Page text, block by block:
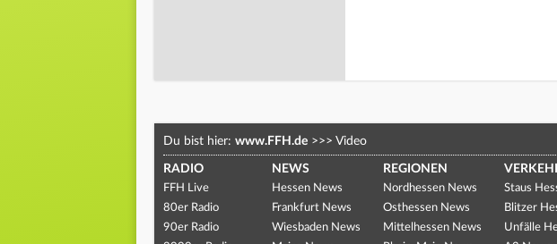
Du bist hier: www.FFH.de >>> Video
RADIO
FFH Live
80er Radio
90er Radio
NEWS
Hessen News
Frankfurt News
Wiesbaden News
REGIONEN
Nordhessen News
Osthessen News
Mittelhessen News
Staus
Blitzer
Unfälle